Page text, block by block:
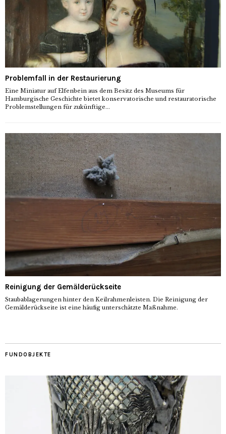
Problemfall in der Restaurierung
Eine Miniatur auf Elfenbein aus dem Besitz des Museums für
Hamburgische Geschichte bietet konservatorische und restauratorische
Problemstellungen für zukünftige...
Reinigung der Gemälderückseite
Staubablagerungen hinter den Keilrahmenleisten. Die Reinigung der
Gemälderückseite ist eine häufig unterschätzte Maßnahme.
FUNDOBJEKTE